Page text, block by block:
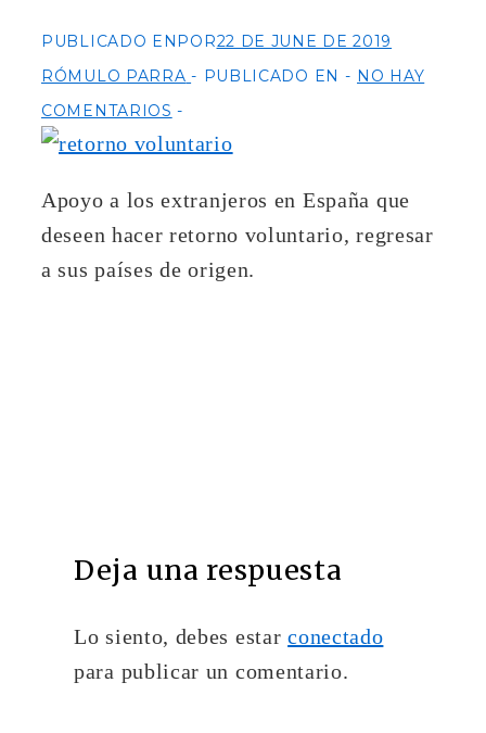
PUBLICADO ENPOR22 DE JUNE DE 2019
RÓMULO PARRA
PUBLICADO EN
NO HAY
COMENTARIOS
Apoyo a los extranjeros en España que
deseen hacer retorno voluntario, regresar
a sus países de origen.
Deja una respuesta
Lo siento, debes estarconectado
para publicar un comentario.